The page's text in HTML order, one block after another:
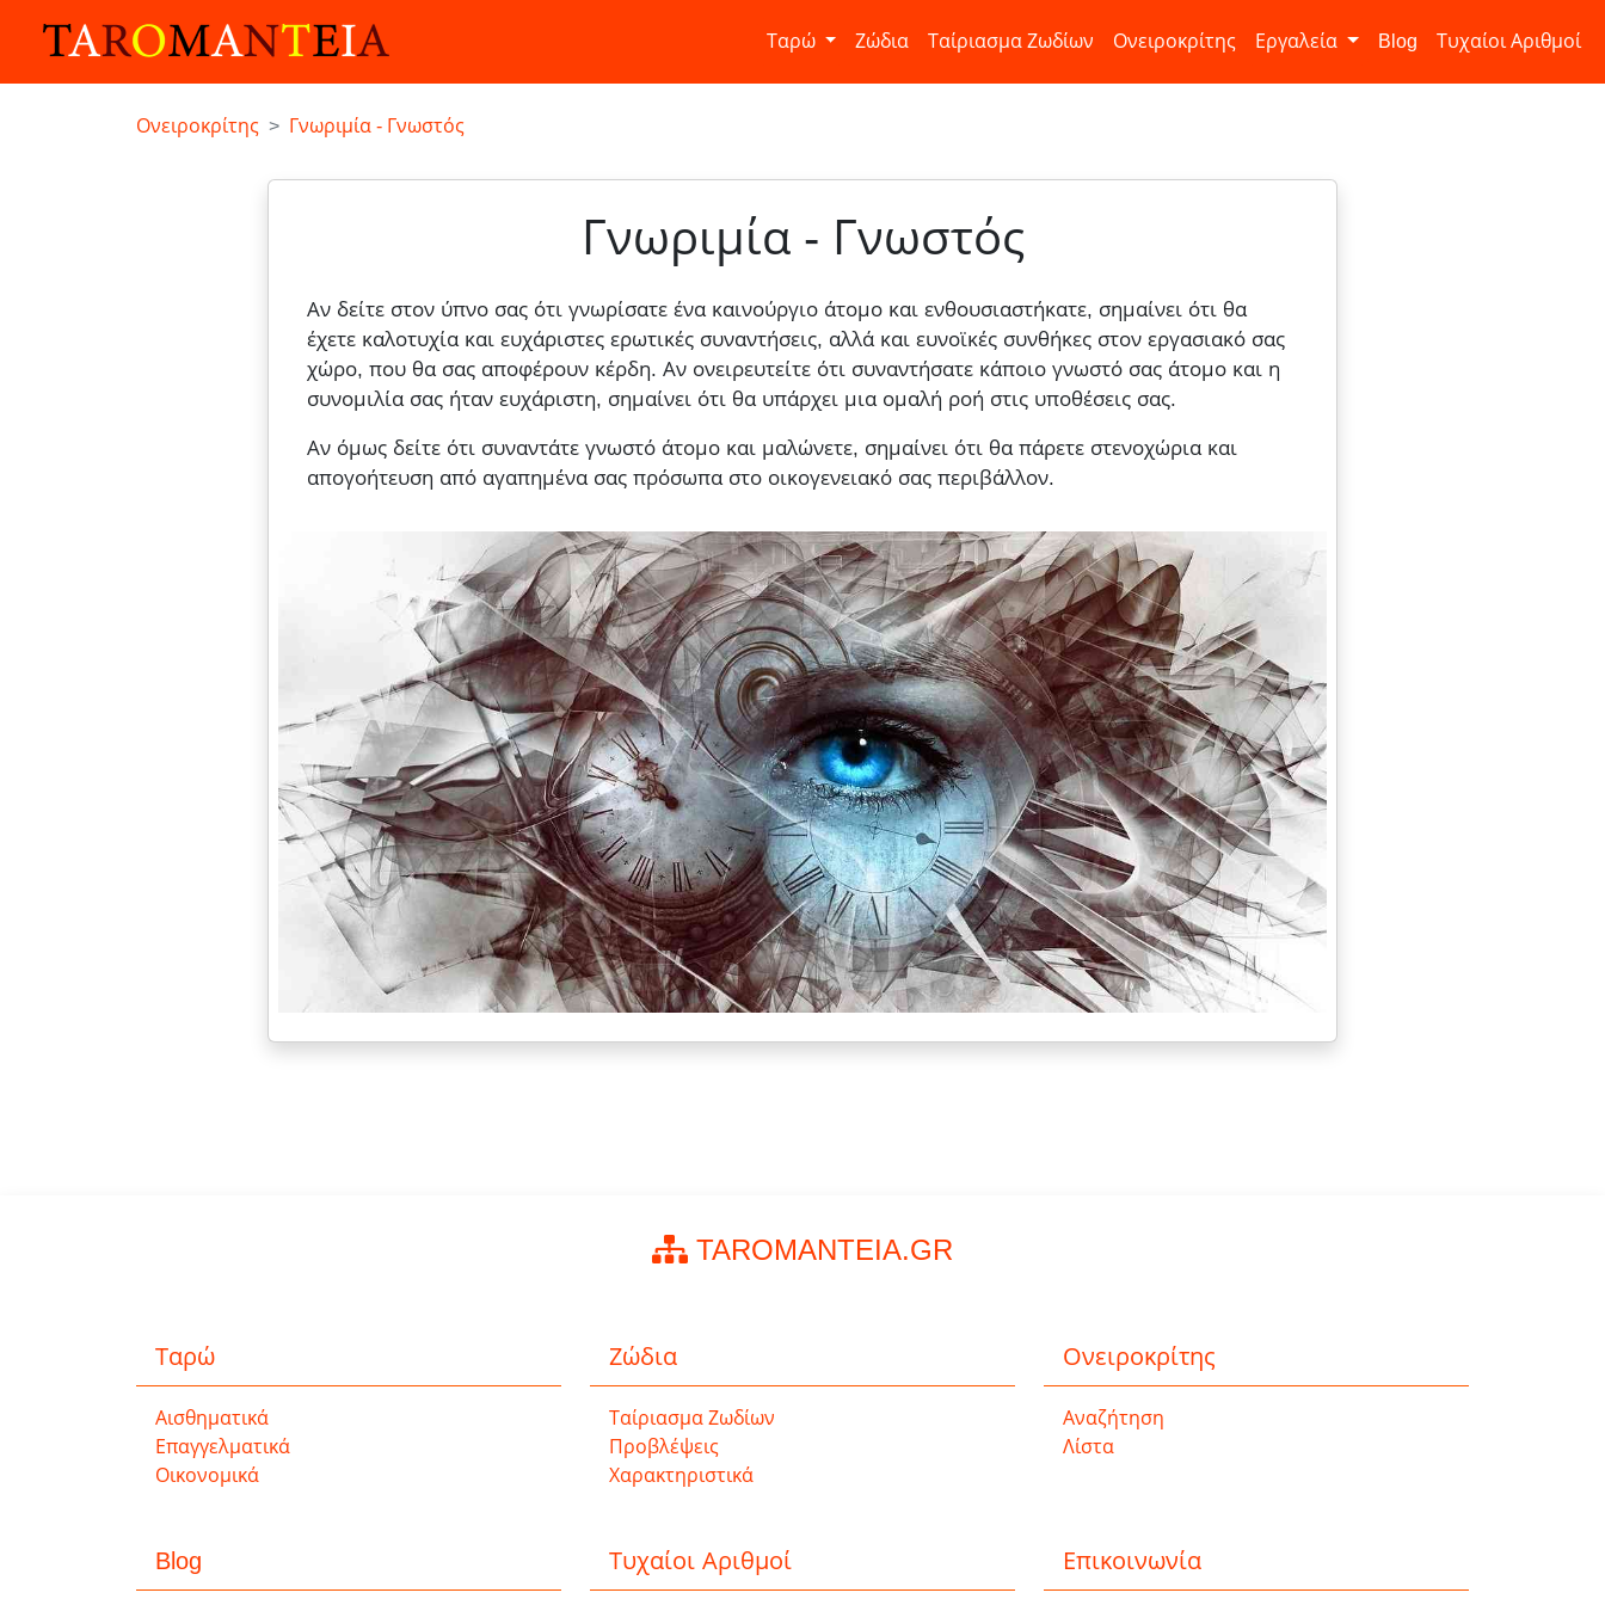
Ταρώ Ζώδια Ταίριασμα Ζωδίων Ονειροκρίτης Εργαλεία Blog Τυχαίοι Αριθμοί
Ονειροκρίτης Γνωριμία - Γνωστός
Γνωριμία - Γνωστός
Αν δείτε στον ύπνο σας ότι γνωρίσατε ένα καινούργιο άτομο και ενθουσιαστήκατε, σημαίνει ότι θα
έχετε καλοτυχία και ευχάριστες ερωτικές συναντήσεις, αλλά και ευνοϊκές συνθήκες στον εργασιακό σας
χώρο, που θα σας αποφέρουν κέρδη. Αν ονειρευτείτε ότι συναντήσατε κάποιο γνωστό σας άτομο και η
συνομιλία σας ήταν ευχάριστη, σημαίνει ότι θα υπάρχει μια ομαλή ροή στις υποθέσεις σας.
Αν όμως δείτε ότι συναντάτε γνωστό άτομο και μαλώνετε, σημαίνει ότι θα πάρετε στενοχώρια και
απογοήτευση από αγαπημένα σας πρόσωπα στο οικογενειακό σας περιβάλλον.
TAROMANTEIA.GR
Ταρώ
Αισθηματικά
Επαγγελματικά
Οικονομικά
Ζώδια
Ταίριασμα Ζωδίων
Προβλέψεις
Χαρακτηριστικά
Ονειροκρίτης
Αναζήτηση
Λίστα
Blog Τυχαίοι Αριθμοί Επικοινωνία